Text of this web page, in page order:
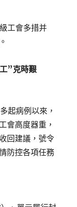
工會多措并
”克時艱
起病例以來，
會高度器重，
回建議，號令
防控各項任務